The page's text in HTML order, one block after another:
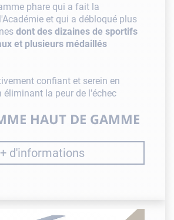
phare qui a fait la
et qui a débloqué plus
dont des dizaines de sportifs
et plusieurs médaillés
confiant et serein en
éliminant la peur de l'échec
HAUT DE GAMME
+ d'informations